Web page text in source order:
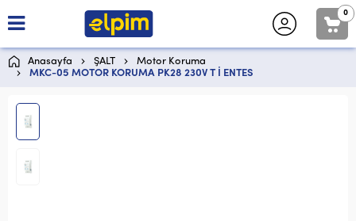
0
Anasayfa ŞALT
Motor Koruma
MKC-05 MOTOR KORUMA PK28 230V T İ ENTES